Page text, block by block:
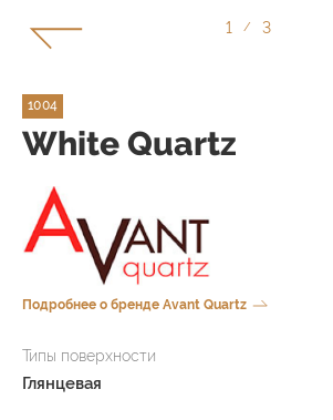
1 / 3
1004
White Quartz
Подробнее о бренде Avant Quartz
Типы поверхности
Глянцевая